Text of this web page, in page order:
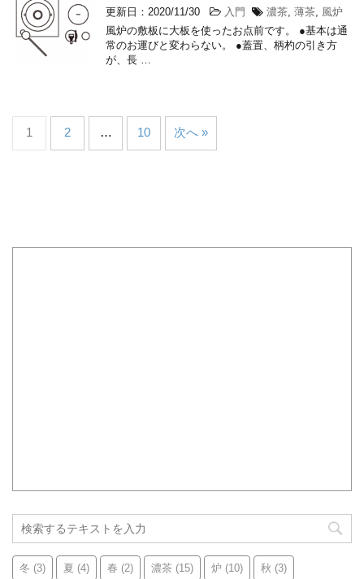
更新日：2020/11/30 入門 濃茶, 薄茶, 風炉
風炉の敷板に大板を使ったお点前です。 ●基本は通
常のお運びと変わらない。 ●蓋置、柄杓の引き方
が、長 …
1 2 … 10 次へ »
冬 (3) 夏 (4) 春 (2) 濃茶 (15) 炉 (10) 秋 (3)